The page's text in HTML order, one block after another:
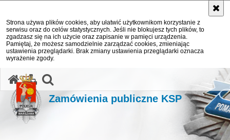
Strona używa plików cookies, aby ułatwić użytkownikom korzystanie z
serwisu oraz do celów statystycznych. Jeśli nie blokujesz tych plików, to
zgadzasz się na ich użycie oraz zapisanie w pamięci urządzenia.
Pamiętaj, że możesz samodzielnie zarządzać cookies, zmieniając
ustawienia przeglądarki. Brak zmiany ustawienia przeglądarki oznacza
wyrażenie zgody.
Zamówienia publiczne KSP